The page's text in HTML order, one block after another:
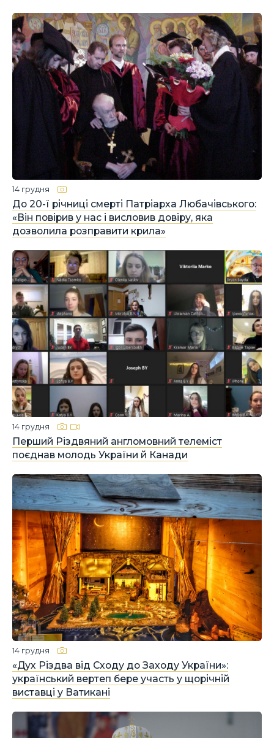
До 20-ї річниці смерті Патріарха Любачівського:
«Він повірив у нас і висловив довіру, яка
дозволила розправити крила»
14 грудня
Перший Різдвяний англомовний телеміст
поєднав молодь України й Канади
14 грудня
«Дух Різдва від Сходу до Заходу України»:
український вертеп бере участь у щорічній
виставці у Ватикані
14 грудня